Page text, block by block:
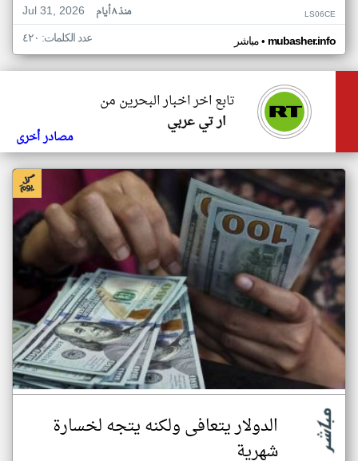
Jul 31, 2026
منذ ٨ أيام LS06CE
مباشر• mubasher.info عدد الكلمات: ٤٢٠
تابع اخر اخبار البحرين من
ار تي عربي
مصادر أخرى
الدولار يتعافى ولكنه يتجه لخسارة
شهرية